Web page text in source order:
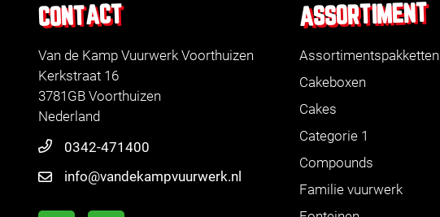
CONTACT
Van de Kamp Vuurwerk Voorthuizen
Kerkstraat 16
3781GB Voorthuizen
Nederland
0342-471400
info@vandekampvuurwerk.nl
ASSORTIMENT
Assortimentspakketten
Cakeboxen
Cakes
Categorie 1
Compounds
Familie vuurwerk